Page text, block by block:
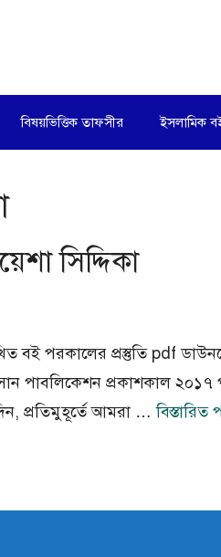
বিষয়ভিত্তিক তাফসীর ইসলামিক
সিদ্দিকা
বই পরকালের প্রস্তুতি pdf
পাবলিকেশন প্রকাশকাল
প্রতিমুহূর্তে আমরা …বিস্তারিত